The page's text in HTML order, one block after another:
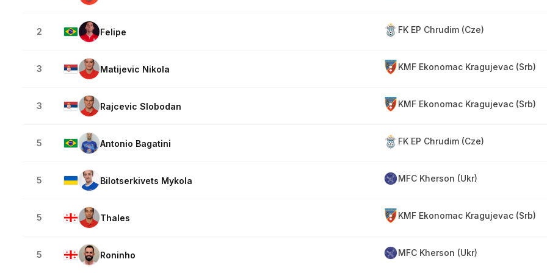
2 Felipe FK EP Chrudim (Cze)
3 Matijevic Nikola KMF Ekonomac Kragujevac (Srb)
3 Rajcevic Slobodan KMF Ekonomac Kragujevac (Srb)
5 Antonio Bagatini FK EP Chrudim (Cze)
5 Bilotserkivets Mykola MFC Kherson (Ukr)
5 Thales KMF Ekonomac Kragujevac (Srb)
5 Roninho MFC Kherson (Ukr)